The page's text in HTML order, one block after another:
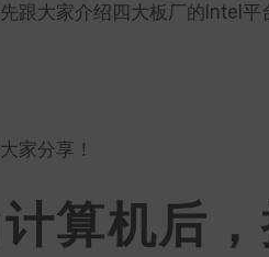
跟大家介绍四大板厂的Intel
家分享！
算机后，